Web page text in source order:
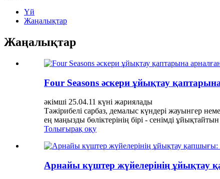
Үй
Жаңалықтар
Жаңалықтар
Four Seasons әскери ұйықтау
әкімші 25.04.11 күні жариялады
Тәжірибелі сарбаз, демалыс күндері жауынгер
ең маңызды бөліктерінің бірі - сенімді
Толығырақ оқу
Арнайы күштер жүйелерінің